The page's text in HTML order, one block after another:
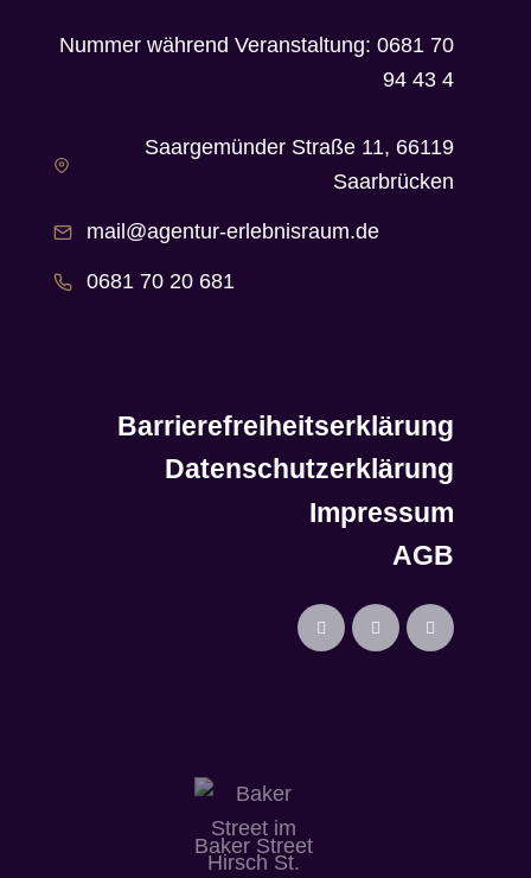
Nummer während Veranstaltung: 0681 70
94 43 4
Saargemünder Straße 11, 66119
Saarbrücken
mail@agentur-erlebnisraum.de
0681 70 20 681
Barrierefreiheitserklärung
Datenschutzerklärung
Impressum
AGB
Baker Street